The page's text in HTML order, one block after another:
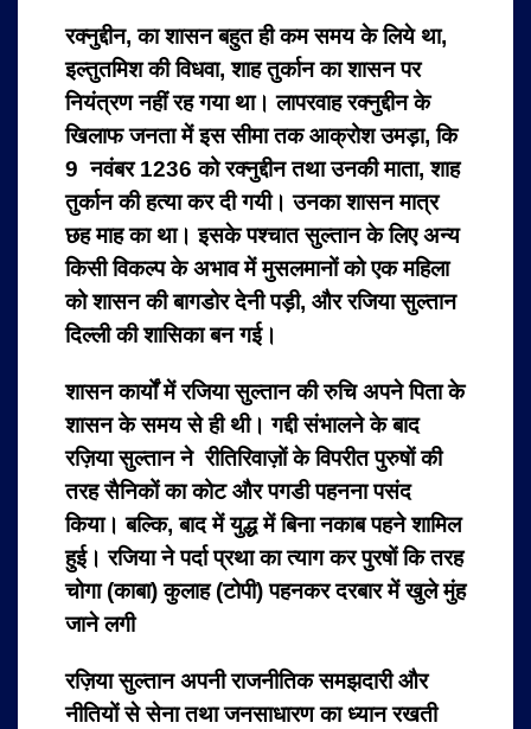
रक्नुद्दीन, का शासन बहुत ही कम समय के लिये था,
इल्तुतमिश की विधवा, शाह तुर्कान का शासन पर
नियंत्रण नहीं रह गया था। लापरवाह रक्नुद्दीन के
खिलाफ जनता में इस सीमा तक आक्रोश उमड़ा, कि
9 नवंबर 1236 को रक्नुद्दीन तथा उनकी माता, शाह
तुर्कान की हत्या कर दी गयी। उनका शासन मात्र
छह माह का था। इसके पश्चात सुल्तान के लिए अन्य
किसी विकल्प के अभाव में मुसलमानों को एक महिला
को शासन की बागडोर देनी पड़ी, और रजिया सुल्तान
दिल्ली की शासिका बन गई।
शासन कार्यों में रजिया सुल्तान की रुचि अपने पिता के
शासन के समय से ही थी। गद्दी संभालने के बाद
रज़िया सुल्तान ने रीतिरिवाज़ों के विपरीत पुरुषों की
तरह सैनिकों का कोट और पगडी पहनना पसंद
किया। बल्कि, बाद में युद्ध में बिना नकाब पहने शामिल
हुई। रजिया ने पर्दा प्रथा का त्याग कर पुरषों कि तरह
चोगा (काबा) कुलाह (टोपी) पहनकर दरबार में खुले मुंह
जाने लगी
रज़िया सुल्तान अपनी राजनीतिक समझदारी और
नीतियों से सेना तथा जनसाधारण का ध्यान रखती